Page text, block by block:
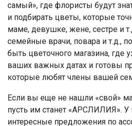
самый», где флористы будут
и подбирать цветы, которые
маме, девушке, жене, сестре и
семейные врачи, повара и т.д.,
быть цветочного магазина, где
ваших важных датах и готовы
которые любят члены вашей
Если вы еще не нашли «свой»
пусть им станет «АРСЛИЛИЯ». У
интересные предложения по